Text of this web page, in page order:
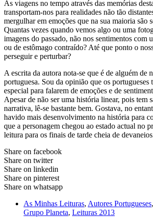
As viagens no tempo através das memórias
transportam-nos para realidades não tão
mergulhar em emoções que na sua maioria são
Quantas vezes quando vemos algo ou uma
imagens do passado, não nos sentimentos com
ou de estômago contraído? Até que ponto o
perseguir e perturbar?
A escrita da autora nota-se que é de alguém de
portuguesa. Sou da opinião que os portugueses
especial para falarem de emoções e de
Apesar de não ser uma história linear, pois tem
narrativa, lê-se bastante bem. Gostava, no
havido mais desenvolvimento na história para
que a personagem chegou ao estado actual no
leitura para os finais de tarde cheia de
Share on facebook
Share on twitter
Share on linkedin
Share on pinterest
Share on whatsapp
As Minhas Leituras, Autores Portugueses,
Grupo Planeta, Leituras 2013